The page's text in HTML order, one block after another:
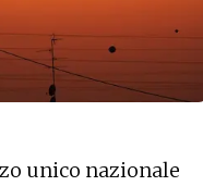
unico nazionale